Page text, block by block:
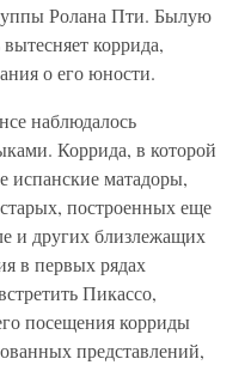
Ролана Пти. Былую
коррида,
о его юности.
наблюдалось
Коррида, в которой
испанские матадоры,
построенных еще
и других близлежащих
в первых рядах
Пикассо,
посещения корриды
представлений,